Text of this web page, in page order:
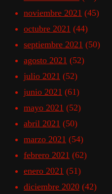
noviembre 2021 (45)
octubre 2021 (44)
septiembre 2021 (50)
agosto 2021 (52)
julio 2021 (52)
junio 2021 (61)
mayo 2021 (52)
abril 2021 (50)
marzo 2021 (54)
febrero 2021 (62)
enero 2021 (51)
diciembre 2020 (42)